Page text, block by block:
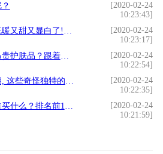
[2020-02-24
10:23:43]
几天放包里滴三只分享给大家~
[2020-02-24
10:23:17]
样选，平价也能用出大效果！
[2020-02-24
10:22:54]
的发型到底是怎么固定的呢?
[2020-02-24
10:22:35]
最好的明星护肤品都在这儿了
[2020-02-24
10:21:59]